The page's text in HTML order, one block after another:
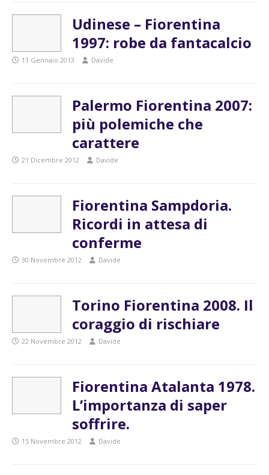
Udinese – Fiorentina
1997: robe da fantacalcio
11 Gennaio 2013 Davide
Palermo Fiorentina 2007:
più polemiche che
carattere
21 Dicembre 2012 Davide
Fiorentina Sampdoria.
Ricordi in attesa di
conferme
30 Novembre 2012 Davide
Torino Fiorentina 2008. Il
coraggio di rischiare
22 Novembre 2012 Davide
Fiorentina Atalanta 1978.
L’importanza di saper
soffrire.
15 Novembre 2012 Davide